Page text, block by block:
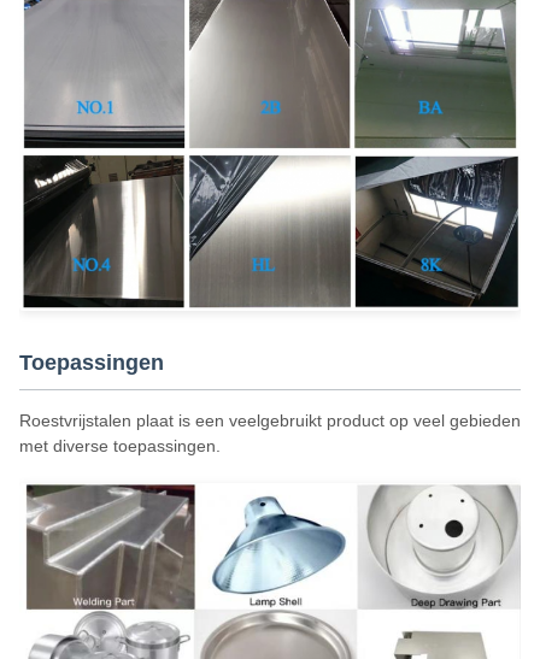
Toepassingen
Roestvrijstalen plaat is een veelgebruikt product op veel gebieden
met diverse toepassingen.